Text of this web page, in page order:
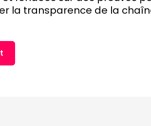
la transparence de la